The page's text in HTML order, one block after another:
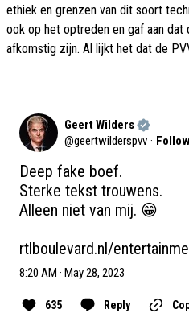
ethiek en grenzen van dit soort
ook op het optreden en gaf aan dat
afkomstig zijn. Al lijkt het dat de
Geert Wilders
@geertwilderspvv ·
Deep fake boef.
Sterke tekst trouwens.
Alleen niet van mij. 😁
rtlboulevard.nl/
8:20 AM · May 28, 2023
635 Reply